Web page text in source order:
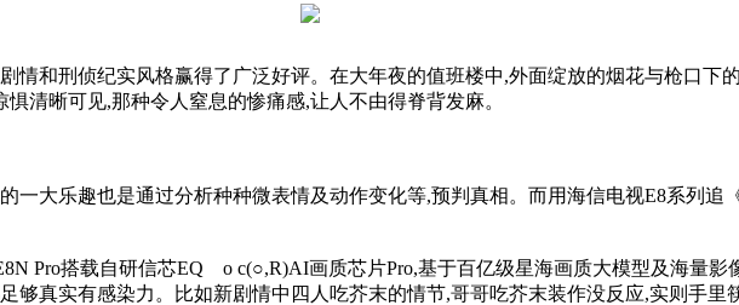
和刑侦纪实风格赢得了广泛好评。在大年夜的值班楼中,外面绽放的烟花与枪口下
清晰可见,那种令人窒息的惨痛感,让人不由得脊背发麻。
大乐趣也是通过分析种种微表情及动作变化等,预判真相。而用海信电视E8系列追
Pro搭载自研信芯EQ o c(○,R)AI画质芯片Pro,基于百亿级星海画质大模型及海量影
够真实有感染力。比如新剧情中四人吃芥末的情节,哥哥吃芥末装作没反应,实则手里